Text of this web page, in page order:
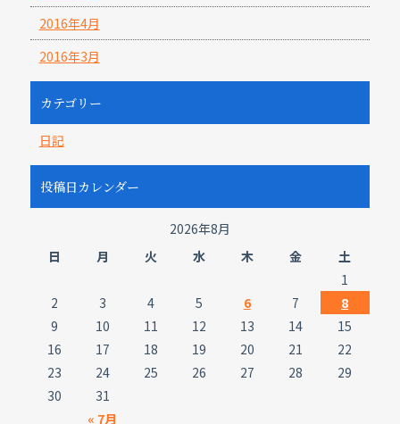
2016年4月
2016年3月
カテゴリー
日記
投稿日カレンダー
2026年8月
日
月 火 水 木 金 土
« 7月
1
2
3 4 5 6 7
8
9
10 11 12 13 14
15
16
17 18 19 20 21
22
23
24 25 26 27 28
29
30
31